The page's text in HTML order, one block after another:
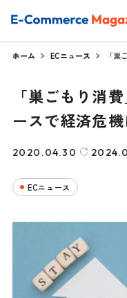
ホーム ECニュース 「
「巣ごもり消
ースで経済危
2020.04.30
ECニュース